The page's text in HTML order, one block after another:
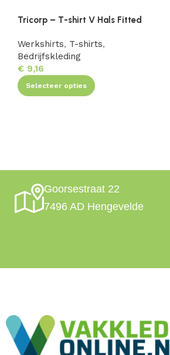
Tricorp – T-shirt V Hals Fitted
Werkshirts, T-shirts,
Bedrijfskleding
€ 9,16
Selecteer opties
Goorsestraat 22
7496 AD Hengevelde